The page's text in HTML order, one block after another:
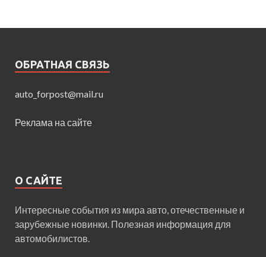
ОБРАТНАЯ СВЯЗЬ
auto_forpost@mail.ru
Реклама на сайте
О САЙТЕ
Интересные события из мира авто, отечественные и
зарубежные новинки. Полезная информация для
автомобилистов.